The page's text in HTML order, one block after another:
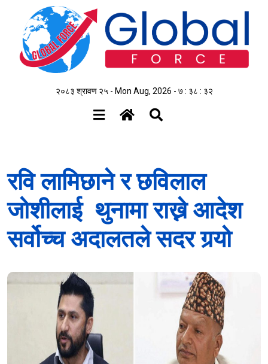
२०८३ श्रावण २५ - Mon Aug, 2026 - ७ : ३८ : ३३
रवि लामिछाने र छविलाल
जोशीलाई थुनामा राख्ने आदेश
सर्वोच्च अदालतले सदर गर्‍यो